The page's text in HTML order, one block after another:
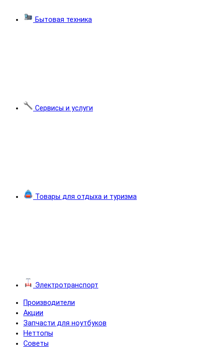
Бытовая техника
Сервисы и услуги
Товары для отдыха и туризма
Электротранспорт
Производители
Акции
Запчасти для ноутбуков
Неттопы
Советы